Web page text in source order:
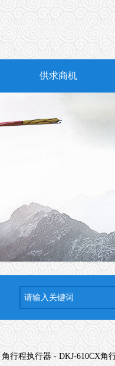
供求商机
角行程执行器- DKJ-610CX角行程